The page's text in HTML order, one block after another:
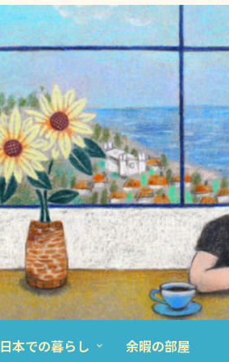
日本での暮らし 余暇の部屋